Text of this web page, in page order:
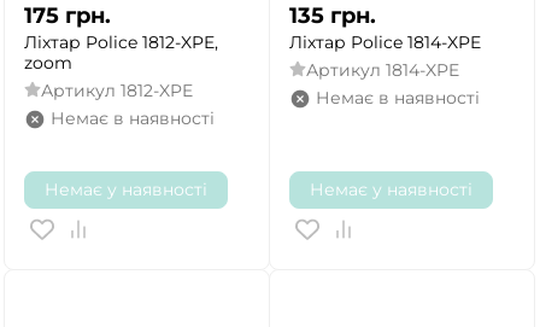
175 грн.
Ліхтар Police 1812-XPE,
zoom
Артикул 1812-XPE
Немає в наявності
Немає у наявності
135 грн.
Ліхтар Police 1814-XPE
Артикул 1814-XPE
Немає в наявності
Немає у наявності